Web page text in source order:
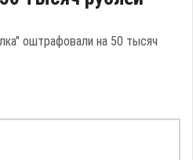
оштрафовали на 50 тысяч